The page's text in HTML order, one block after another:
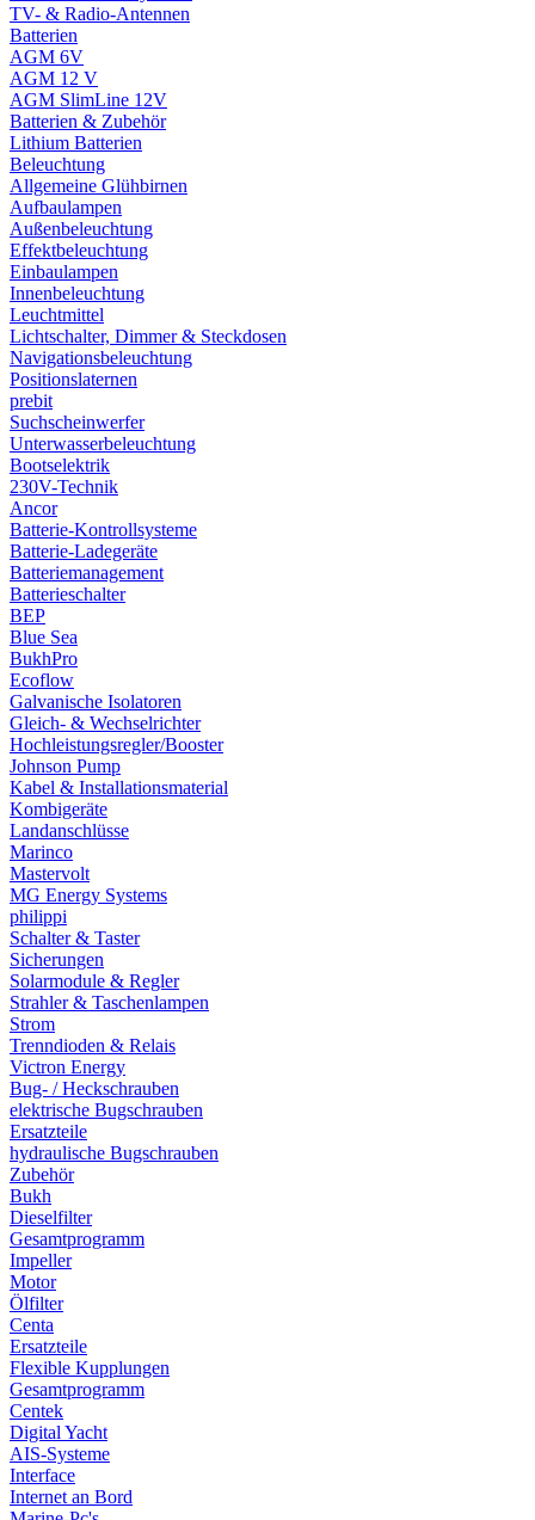
TV- & Radio-Antennen
Batterien
AGM 6V
AGM 12 V
AGM SlimLine 12V
Batterien & Zubehör
Lithium Batterien
Beleuchtung
Allgemeine Glühbirnen
Aufbaulampen
Außenbeleuchtung
Effektbeleuchtung
Einbaulampen
Innenbeleuchtung
Leuchtmittel
Lichtschalter, Dimmer & Steckdosen
Navigationsbeleuchtung
Positionslaternen
prebit
Suchscheinwerfer
Unterwasserbeleuchtung
Bootselektrik
230V-Technik
Ancor
Batterie-Kontrollsysteme
Batterie-Ladegeräte
Batteriemanagement
Batterieschalter
BEP
Blue Sea
BukhPro
Ecoflow
Galvanische Isolatoren
Gleich- & Wechselrichter
Hochleistungsregler/Booster
Johnson Pump
Kabel & Installationsmaterial
Kombigeräte
Landanschlüsse
Marinco
Mastervolt
MG Energy Systems
philippi
Schalter & Taster
Sicherungen
Solarmodule & Regler
Strahler & Taschenlampen
Strom
Trenndioden & Relais
Victron Energy
Bug- / Heckschrauben
elektrische Bugschrauben
Ersatzteile
hydraulische Bugschrauben
Zubehör
Bukh
Dieselfilter
Gesamtprogramm
Impeller
Motor
Ölfilter
Centa
Ersatzteile
Flexible Kupplungen
Gesamtprogramm
Centek
Digital Yacht
AIS-Systeme
Interface
Internet an Bord